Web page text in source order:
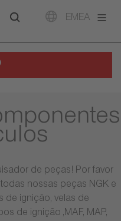
EMEA
de peças! Por favor
nossas peças NGK e
de ignição, velas de
de ignição ,MAF, MAP,